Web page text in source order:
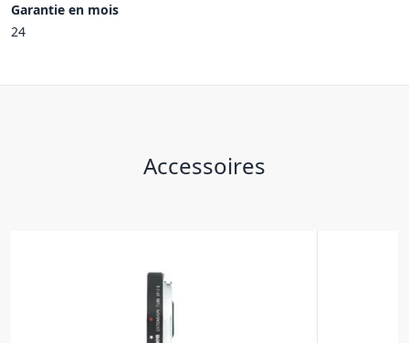
Garantie en mois
24
Accessoires